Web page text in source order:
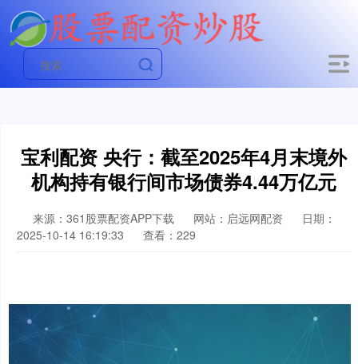
宝利配资 央行：截至2025年4月末境外
机构持有银行间市场债券4.44万亿元
来源：361股票配资APP下载 网站：启远网配资
日期：
2025-10-14 16:19:33
查看：229